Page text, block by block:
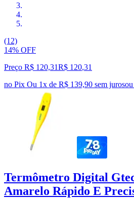
(12)
14% OFF
Preço R$ 120,31R$ 120,31
no Pix Ou 1x de R$ 139,90 sem jurosou
Termômetro Digital
Amarelo Rápido E